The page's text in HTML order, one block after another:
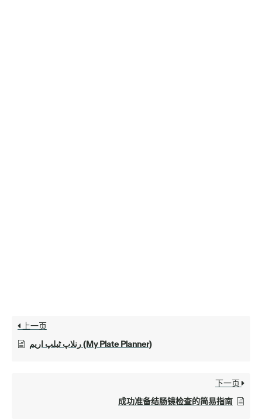
上一页
رنلاپ ٹیلپ اریم (My Plate Planner)
下一页
成功准备结肠镜检查的简易指南